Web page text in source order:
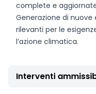
complete e
Generazione di
rilevanti per le
l’azione climatica.
Interventi